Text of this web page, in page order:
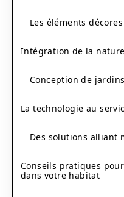
Les éléments
Intégration de la
Conception de
La technologie au
Des solutions alliant
Conseils pratiques
dans votre habitat